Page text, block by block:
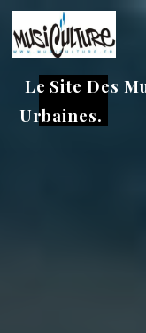
Aller
au
contenu
Le Site Des
Urbaines.